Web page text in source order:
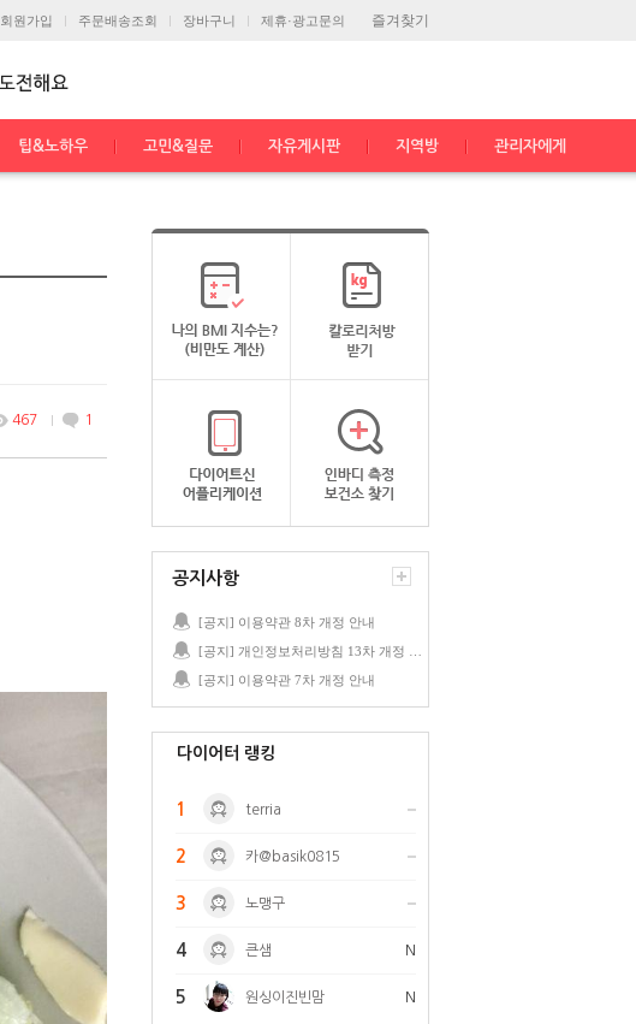
즐겨찾기
회원가입 주문배송조회 장바구니 제휴·광고문의
팁&노하우 고민&질문 자유게시판 지역방 관리자에게
467 1
공지사항
[공지] 이용약관 8차 개정 안내
[공지] 이용약관 7차 개정 안내
다이어터 랭킹
1 terria
2 카@basik0815
3 노맹구
4 큰샘 N
5 원싱이진빈맘 N